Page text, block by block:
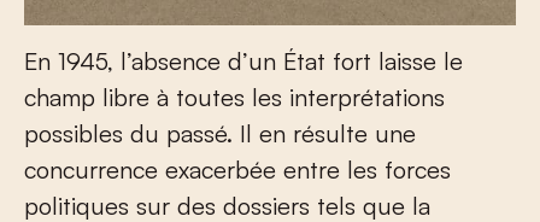
En 1945, l’absence d’un État fort laisse le
champ libre à toutes les interprétations
possibles du passé. Il en résulte une
concurrence exacerbée entre les forces
politiques sur des dossiers tels que la